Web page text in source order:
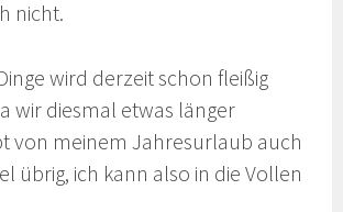
nicht.
wird derzeit schon fleißig
wir diesmal etwas länger
von meinem Jahresurlaub auch
übrig, ich kann also in die Vollen